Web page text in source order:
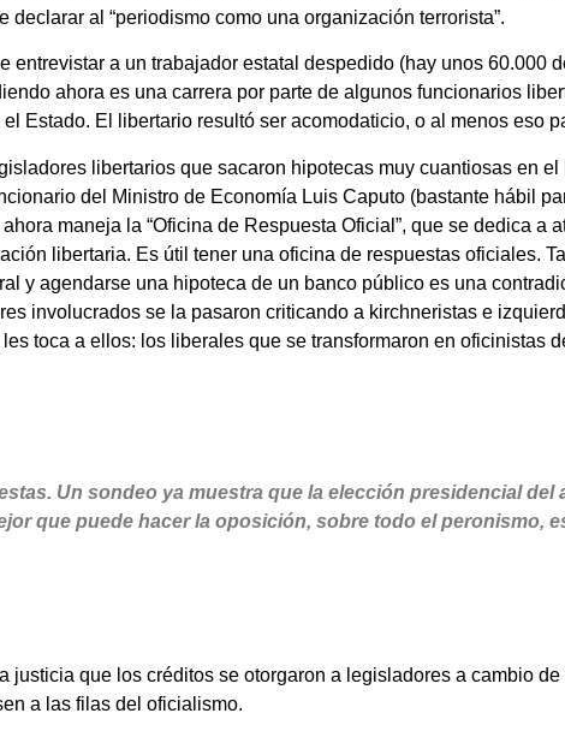
declarar al “periodismo como una organización terrorista”.
entrevistar a un trabajador estatal despedido (hay unos 60.000
ahora es una carrera por parte de algunos funcionarios
Estado. El libertario resultó ser acomodaticio, o al menos eso
libertarios que sacaron hipotecas muy cuantiosas en
del Ministro de Economía Luis Caputo (bastante hábil
maneja la “Oficina de Respuesta Oficial”, que se dedica a
libertaria. Es útil tener una oficina de respuestas oficiales.
y agendarse una hipoteca de un banco público es una
involucrados se la pasaron criticando a kirchneristas e
toca a ellos: los liberales que se transformaron en oficinistas
Un sondeo ya muestra que la elección presidencial del
que puede hacer la oposición, sobre todo el peronismo,
justicia que los créditos se otorgaron a legisladores a cambio
a las filas del oficialismo.